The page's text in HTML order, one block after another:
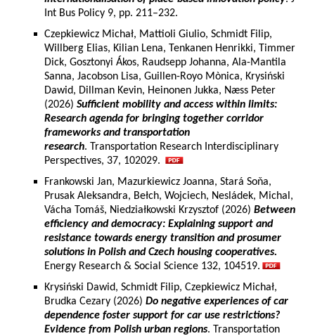
Int Bus Policy 9, pp. 211–232.
Czepkiewicz Michał, Mattioli Giulio, Schmidt Filip,
Willberg Elias, Kilian Lena, Tenkanen Henrikki, Timmer
Dick, Gosztonyi Ákos, Raudsepp Johanna, Ala-Mantila
Sanna, Jacobson Lisa, Guillen-Royo Mònica, Krysiński
Dawid, Dillman Kevin, Heinonen Jukka, Næss Peter
(2026) Sufficient mobility and access within limits:
Research agenda for bringing together corridor
frameworks and transportation
research. Transportation Research Interdisciplinary
Perspectives, 37, 102029.
Frankowski Jan, Mazurkiewicz Joanna, Stará Soňa,
Prusak Aleksandra, Bełch, Wojciech, Nesládek, Michal,
Vácha Tomáš, Niedziałkowski Krzysztof (2026) Between
efficiency and democracy: Explaining support and
resistance towards energy transition and prosumer
solutions in Polish and Czech housing cooperatives.
Energy Research & Social Science 132, 104519.
Krysiński Dawid, Schmidt Filip, Czepkiewicz Michał,
Brudka Cezary (2026) Do negative experiences of car
dependence foster support for car use restrictions?
Evidence from Polish urban regions. Transportation